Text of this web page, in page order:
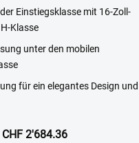
Einstiegsklasse mit 16-Zoll-
Klasse
unter den mobilen
für ein elegantes Design und
CHF 2'684.36